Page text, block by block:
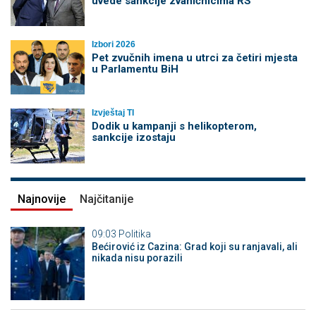
Izbori 2026
Pet zvučnih imena u utrci za četiri mjesta
u Parlamentu BiH
Izvještaj TI
Dodik u kampanji s helikopterom,
sankcije izostaju
Najnovije Najčitanije
09:03 Politika
Bećirović iz Cazina: Grad koji su ranjavali, ali
nikada nisu porazili